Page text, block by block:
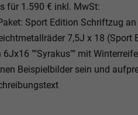
für 1.590 € inkl. MwSt:
Sport Edition Schriftzug
7,5J x 18
6Jx16 ""Syrakus"" mit
Beispielbilder sein und